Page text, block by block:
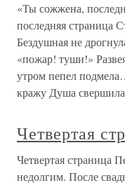
«Ты сожжена,
последняя страница
Бездушная не
«пожар! туши!»
утром пепел
кражу Душа свершила
Четвертая
Четвертая страница
недолгим. После